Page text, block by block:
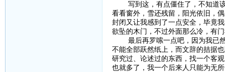
写到这，有点僵住了，不知道该
看看窗外，雪还残留，阳光依旧，
封闭又让我感到了一点安全，毕竟
欲坠的木门，不过外面那么冷，有
最后再罗嗦一点吧，因为我已然
不能全部跃然纸上，而文辞的拮据
研究过、论述过的东西，找一个客
也就多了，我一个后来人只能为无